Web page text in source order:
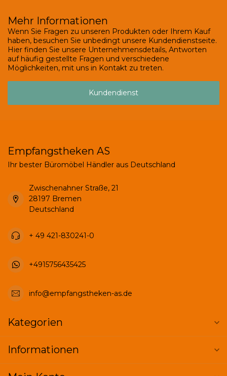
Mehr Informationen
Wenn Sie Fragen zu unseren Produkten oder Ihrem Kauf
haben, besuchen Sie unbedingt unsere Kundendienstseite.
Hier finden Sie unsere Unternehmensdetails, Antworten
auf häufig gestellte Fragen und verschiedene
Möglichkeiten, mit uns in Kontakt zu treten.
Kundendienst
Empfangstheken AS
Ihr bester Büromöbel Händler aus Deutschland
Zwischenahner Straße, 21
28197 Bremen
Deutschland
+ 49 421-830241-0
+4915756435425
info@empfangstheken-as.de
Kategorien
Informationen